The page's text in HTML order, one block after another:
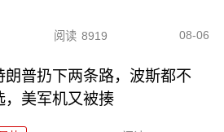
阅读 8919 08-06
朗普扔下两条路，波斯都不
，美军机又被揍